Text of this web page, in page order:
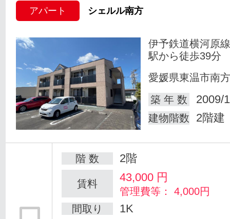
アパート シェルル南方
伊予鉄道横河原
駅から徒歩39分
愛媛県東温市南方
築 年 数
2009/
建物階数 2階建
階 数 2階
賃料 43,000 円
管理費等： 4,000円
間取り
1K